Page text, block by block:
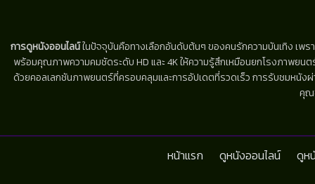
การดูหนังออนไลน์ในปัจจุบันคือทางเลือกอันดับต้นๆ ของคนรักความบันเทิง เพร
พร้อมคุณภาพความคมชัดระดับ HD และ 4K ให้ความรู้สึกเหมือนยกโรงภาพยน
ด้วยคอลเลกชันภาพยนตร์ที่ครอบคลุมและการอัปเดตที่รวดเร็ว การรับชมหนัง
คุณ
หน้าแรก ดูหนังออนไลน์ ดูห